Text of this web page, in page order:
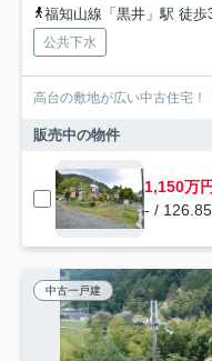
福知山線「黒井」駅 徒歩
公共下水
高台の敷地が広い中古住宅！
販売中の物件
1,150万円
- /
中古一戸建